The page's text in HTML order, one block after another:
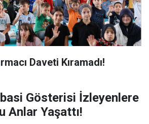
Daveti Kıramadı!
Gösterisi İzleyenlere
Anlar Yaşattı!